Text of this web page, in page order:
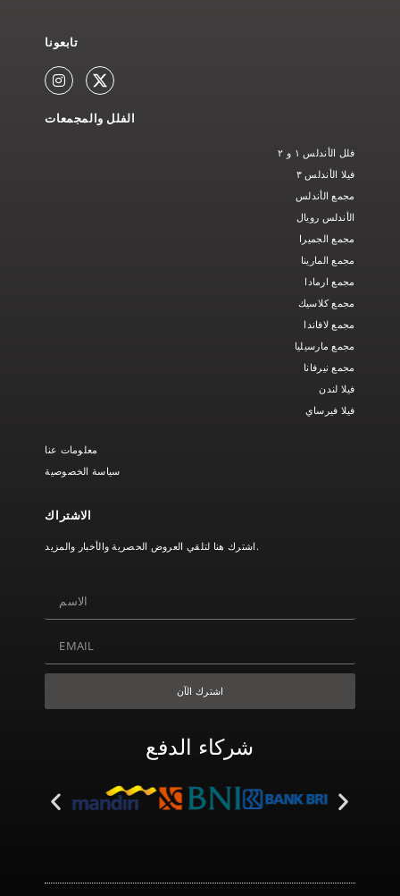
تابعونا
الفلل والمجمعات
فلل الأندلس ١ و ٢
فيلا الأندلس ٣
مجمع الأندلس
الأندلس رويال
مجمع الجميرا
مجمع المارينا
مجمع ارمادا
مجمع كلاسيك
مجمع لافاندا
مجمع مارسيليا
مجمع نيرفانا
فيلا لندن
فيلا فيرساي
معلومات عنا
سياسة الخصوصية
الاشتراك
اشترك هنا لتلقي العروض الحصرية والأخبار والمزيد.
اشترك الآن
شركاء الدفع